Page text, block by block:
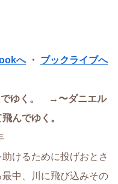
へ・ ブックライブへ
でゆく。 →〜ダニエル
んでゆく。
けるために投げおとさ
中、川に飛び込みその